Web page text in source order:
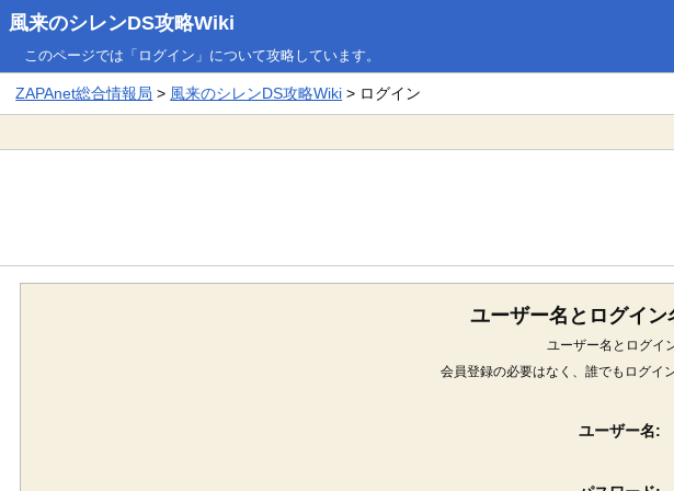
風来のシレンDS攻略Wiki
このページでは「ログイン」について攻略しています。
ZAPAnet総合情報局 > 風来のシレンDS攻略Wiki > ログイン
ユーザー名とログイン
ユーザー名とログイ
会員登録の必要はなく、誰でもログイ
ユーザー名: